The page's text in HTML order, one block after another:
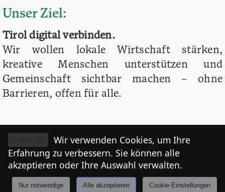
Unser Ziel:
Tirol digital verbinden.
Wir wollen lokale Wirtschaft stärken,
kreative Menschen unterstützen und
Gemeinschaft sichtbar machen – ohne
Barrieren, offen für alle.
Anmelden Tiroler
Wir verwenden Cookies, um Ihre
Erfahrung zu verbessern. Sie können alle
akzeptieren oder Ihre Auswahl verwalten.
Nur notwendige Alle akzeptieren Cookie-Einstellungen